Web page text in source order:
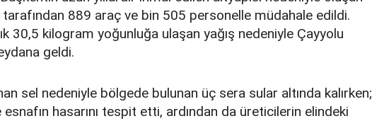
889 araç ve bin 505 personelle müdahale edildi.
30,5 kilogram yoğunluğa ulaşan yağış nedeniyle Çayyolu
geldi.
sel nedeniyle bölgede bulunan üç sera sular altında kalırken;
hasarını tespit etti, ardından da üreticilerin elindeki